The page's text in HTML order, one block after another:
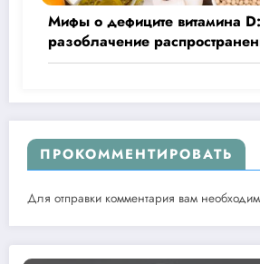
Мифы о дефиците витамина D:
разоблачение
заблуждений
ПРОКОММЕНТИРОВАТЬ
Для отправки комментария вам